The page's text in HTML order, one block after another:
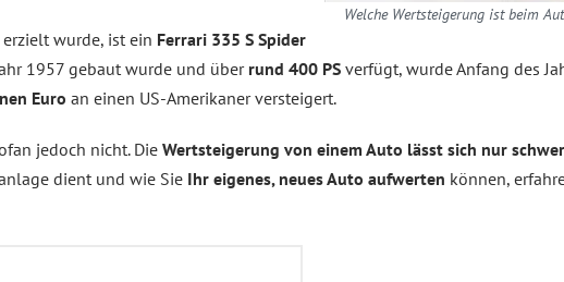
Welche Wertsteigerung ist beim
wurde, ist ein Ferrari 335 S Spider
1957 gebaut wurde und über rund 400 PS verfügt, wurde Anfang des
Euro an einen US-Amerikaner versteigert.
jedoch nicht. DieWertsteigerung von einem Auto lässt sich nur schwer
dient und wie Sie Ihr eigenes, neues Auto aufwerten können,